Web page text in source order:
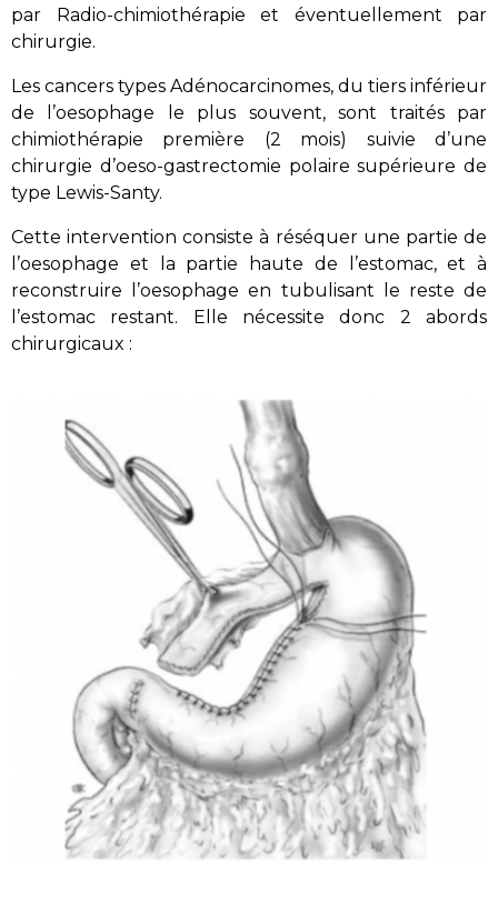
par Radio-chimiothérapie et éventuellement par
chirurgie.
Les cancers types Adénocarcinomes, du tiers inférieur
de l’oesophage le plus souvent, sont traités par
chimiothérapie première (2 mois) suivie d’une
chirurgie d’oeso-gastrectomie polaire supérieure de
type Lewis-Santy.
Cette intervention consiste à réséquer une partie de
l’oesophage et la partie haute de l’estomac, et à
reconstruire l’oesophage en tubulisant le reste de
l’estomac restant. Elle nécessite donc 2 abords
chirurgicaux :